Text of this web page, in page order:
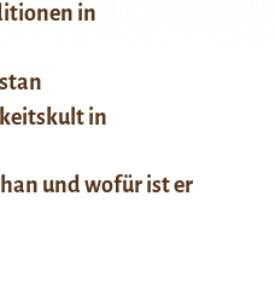
in
in
und wofür ist er